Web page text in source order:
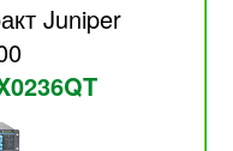
Juniper